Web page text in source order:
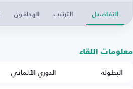
التفاصيل الترتيب الهدافون
معلومات اللقاء
البطولة
الدوري الألماني